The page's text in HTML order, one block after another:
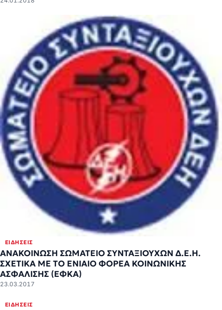
ΕΙΔΉΣΕΙΣ
ΑΝΑΚΟΙΝΩΣΗ ΣΩΜΑΤΕΙΟ ΣΥΝΤΑΞΙΟΥΧΩΝ Δ.Ε.Η.
ΣΧΕΤΙΚΑ ΜΕ ΤΟ ΕΝΙΑΙΟ ΦΟΡΕΑ ΚΟΙΝΩΝΙΚΗΣ
ΑΣΦΑΛΙΣΗΣ (ΕΦΚΑ)
23.03.2017
ΕΙΔΉΣΕΙΣ